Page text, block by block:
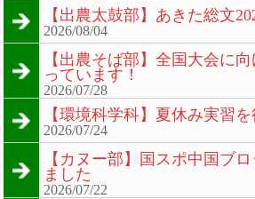
【出農太鼓部】あきた総文
2026/08/04
【出農そば部】全国大会に
っています！
2026/07/28
【環境科学科】夏休み実習
2026/07/24
【カヌー部】国スポ中国ブ
ました
2026/07/22